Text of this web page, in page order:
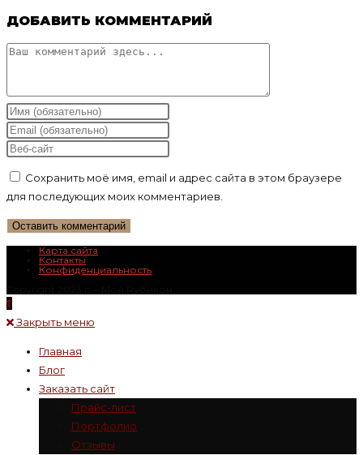
ДОБАВИТЬ КОММЕНТАРИЙ
Комментарий
Введите
свое
имя
имя
пользователя,
чтобы
Введите
свой
адрес,
чтобы
прокомментировать
Введите
вашего
веб-
сайта
Сохранить моё имя, email и адрес сайта в этом браузере
для последующих моих комментариев.
Карта сайта
Контакты
Конфиденциальность
Закрыть меню
Главная
Блог
Заказать сайт
Прайс-лист
Портфолио
Отзывы